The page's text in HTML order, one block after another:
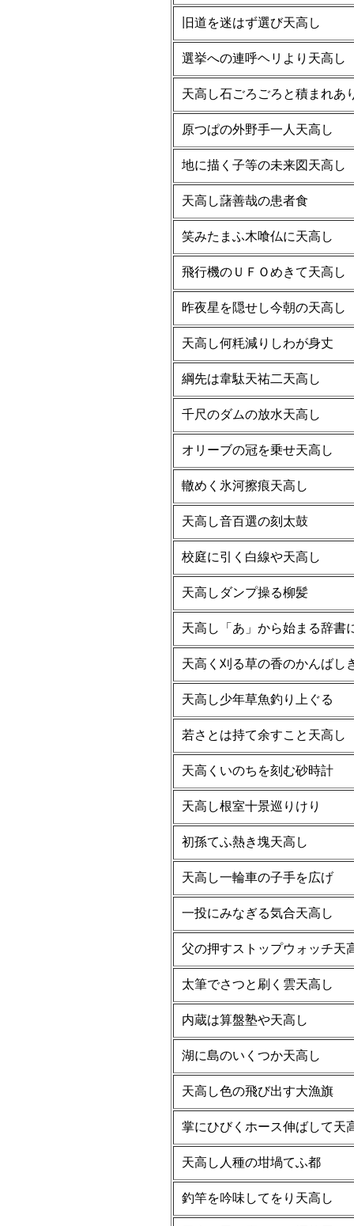
旧道を迷はず選び天高し
選挙への連呼ヘリより天高し
天高し石ごろごろと積まれあ
原つぱの外野手一人天高し
地に描く子等の未来図天高し
天高し藷善哉の患者食
笑みたまふ木喰仏に天高し
飛行機のＵＦＯめきて天高し
昨夜星を隠せし今朝の天高し
天高し何粍減りしわが身丈
綱先は韋駄天祐二天高し
千尺のダムの放水天高し
オリーブの冠を乗せ天高し
轍めく氷河擦痕天高し
天高し音百選の刻太鼓
校庭に引く白線や天高し
天高しダンプ操る柳髪
天高し「あ」から始まる辞書
天高く刈る草の香のかんばし
天高し少年草魚釣り上ぐる
若さとは持て余すこと天高し
天高くいのちを刻む砂時計
天高し根室十景巡りけり
初孫てふ熱き塊天高し
天高し一輪車の子手を広げ
一投にみなぎる気合天高し
父の押すストップウォッチ天
太筆でさつと刷く雲天高し
内蔵は算盤塾や天高し
湖に島のいくつか天高し
天高し色の飛び出す大漁旗
掌にひびくホース伸ばして天
天高し人種の坩堝てふ都
釣竿を吟味してをり天高し